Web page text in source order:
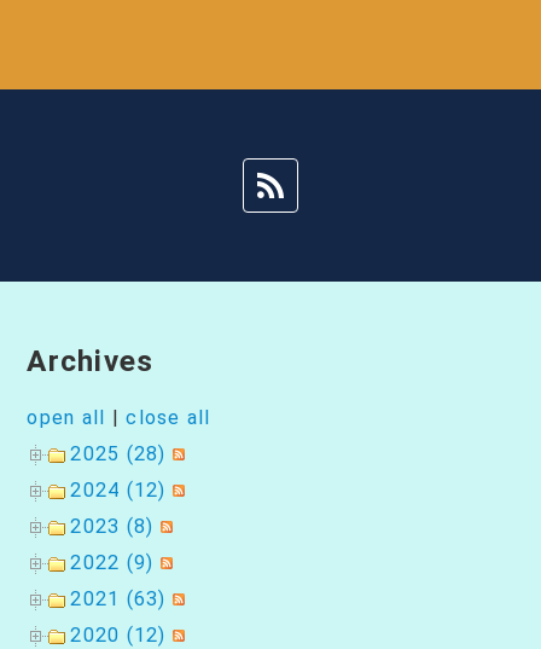
Archives
open all |close all
2025 (28)
2024 (12)
2023 (8)
2022 (9)
2021 (63)
2020 (12)